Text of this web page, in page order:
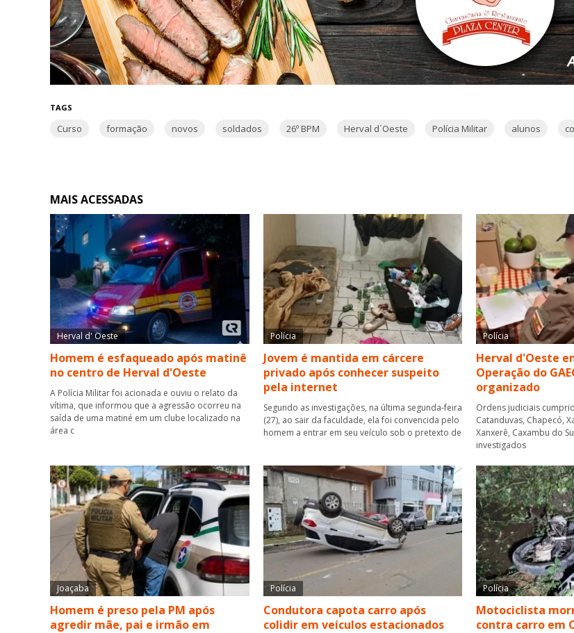
TAGS
Curso formação novos soldados 26º BPM Herval d´Oeste Polícia Militar alunos
MAIS ACESSADAS
Herval d' Oeste
Homem é esfaqueado após matinê
no centro de Herval d'Oeste
A Polícia Militar foi acionada e ouviu o relato da
vítima, que informou que a agressão ocorreu na
saída de uma matiné em um clube localizado na
área c
Polícia
Jovem é mantida em cárcere
privado após conhecer suspeito
pela internet
Segundo as investigações, na última segunda-feira
(27), ao sair da faculdade, ela foi convencida pelo
homem a entrar em seu veículo sob o pretexto de
Polícia
Herval d'Oeste
Operação do
organizado
Ordens judiciais
Catanduvas, Chapecó,
Xanxerê, Caxambu do
investigados
Joaçaba
Homem é preso pela PM após
agredir mãe, pai e irmão em
Polícia
Condutora capota carro após
colidir em veículos estacionados
Polícia
Motociclista
contra carro em